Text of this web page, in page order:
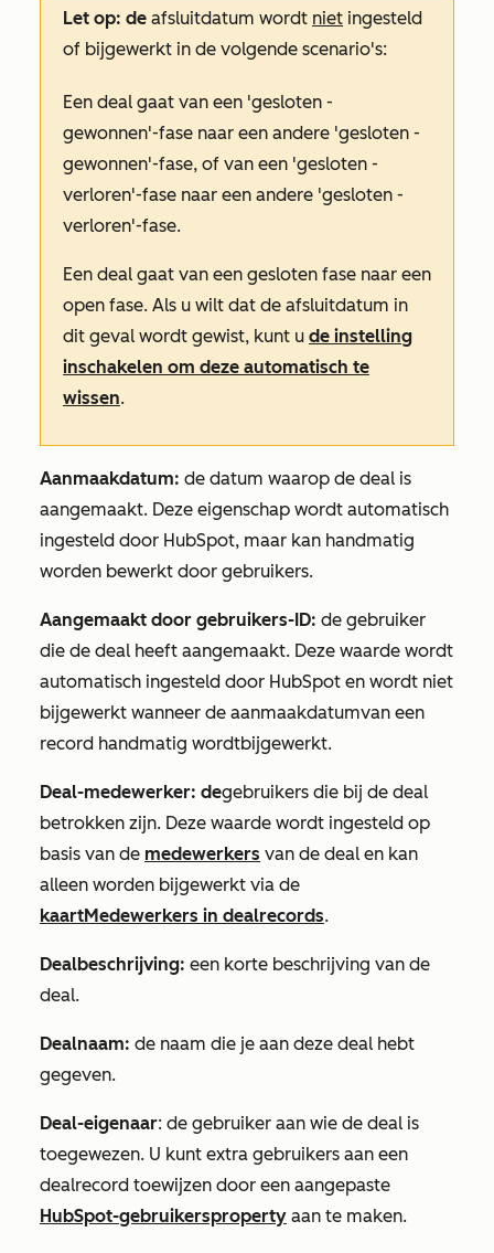
Let op: de afsluitdatum wordt niet ingesteld
of bijgewerkt in de volgende scenario's:
Een deal gaat van een 'gesloten -
gewonnen'-fase naar een andere 'gesloten -
gewonnen'-fase, of van een 'gesloten -
verloren'-fase naar een andere 'gesloten -
verloren'-fase.
Een deal gaat van een gesloten fase naar een
open fase. Als u wilt dat de afsluitdatum in
dit geval wordt gewist, kunt u de instelling
inschakelen om deze automatisch te
wissen.
Aanmaakdatum: de datum waarop de deal is
aangemaakt. Deze eigenschap wordt automatisch
ingesteld door HubSpot, maar kan handmatig
worden bewerkt door gebruikers.
Aangemaakt door gebruikers-ID: de gebruiker
die de deal heeft aangemaakt. Deze waarde wordt
automatisch ingesteld door HubSpot en wordt niet
bijgewerkt wanneer de aanmaakdatumvan een
record handmatig wordtbijgewerkt.
Deal-medewerker: degebruikers die bij de deal
betrokken zijn. Deze waarde wordt ingesteld op
basis van de medewerkers van de deal en kan
alleen worden bijgewerkt via de
kaartMedewerkers in dealrecords.
Dealbeschrijving: een korte beschrijving van de
deal.
Dealnaam: de naam die je aan deze deal hebt
gegeven.
Deal-eigenaar: de gebruiker aan wie de deal is
toegewezen. U kunt extra gebruikers aan een
dealrecord toewijzen door een aangepaste
HubSpot-gebruikersproperty aan te maken.